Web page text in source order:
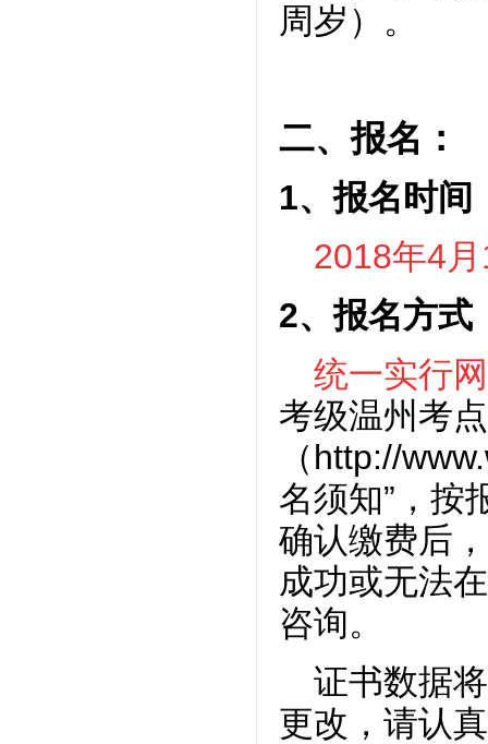
周岁）。
二、报名：
1、报名时间
2018年4
2、报名方式
统一实行
考级温州考点
（http://
名须知”，按
确认缴费后
成功或无法
咨询。
证书数据
更改，请认